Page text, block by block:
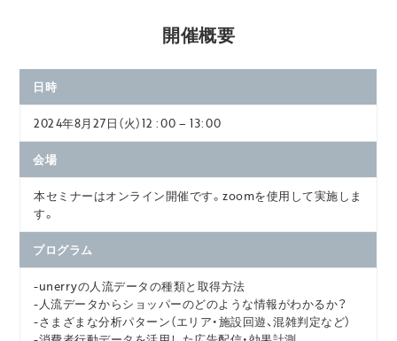
開催概要
日時
2024年8月27日（火）12 :00 – 13:00
会場
本セミナーはオンライン開催です。zoomを使用して実施しま
す。
プログラム
-unerryの人流データの種類と取得方法
-人流データからショッパーのどのような情報がわかるか？
-さまざまな分析パターン（エリア・施設回遊、混雑判定など）